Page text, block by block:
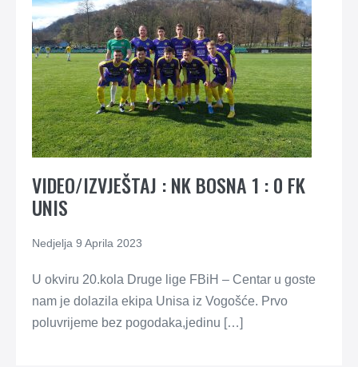
VIDEO/IZVJEŠTAJ : NK BOSNA 1 : 0 FK
UNIS
Nedjelja 9 Aprila 2023
U okviru 20.kola Druge lige FBiH – Centar u goste
nam je dolazila ekipa Unisa iz Vogošće. Prvo
poluvrijeme bez pogodaka,jedinu […]